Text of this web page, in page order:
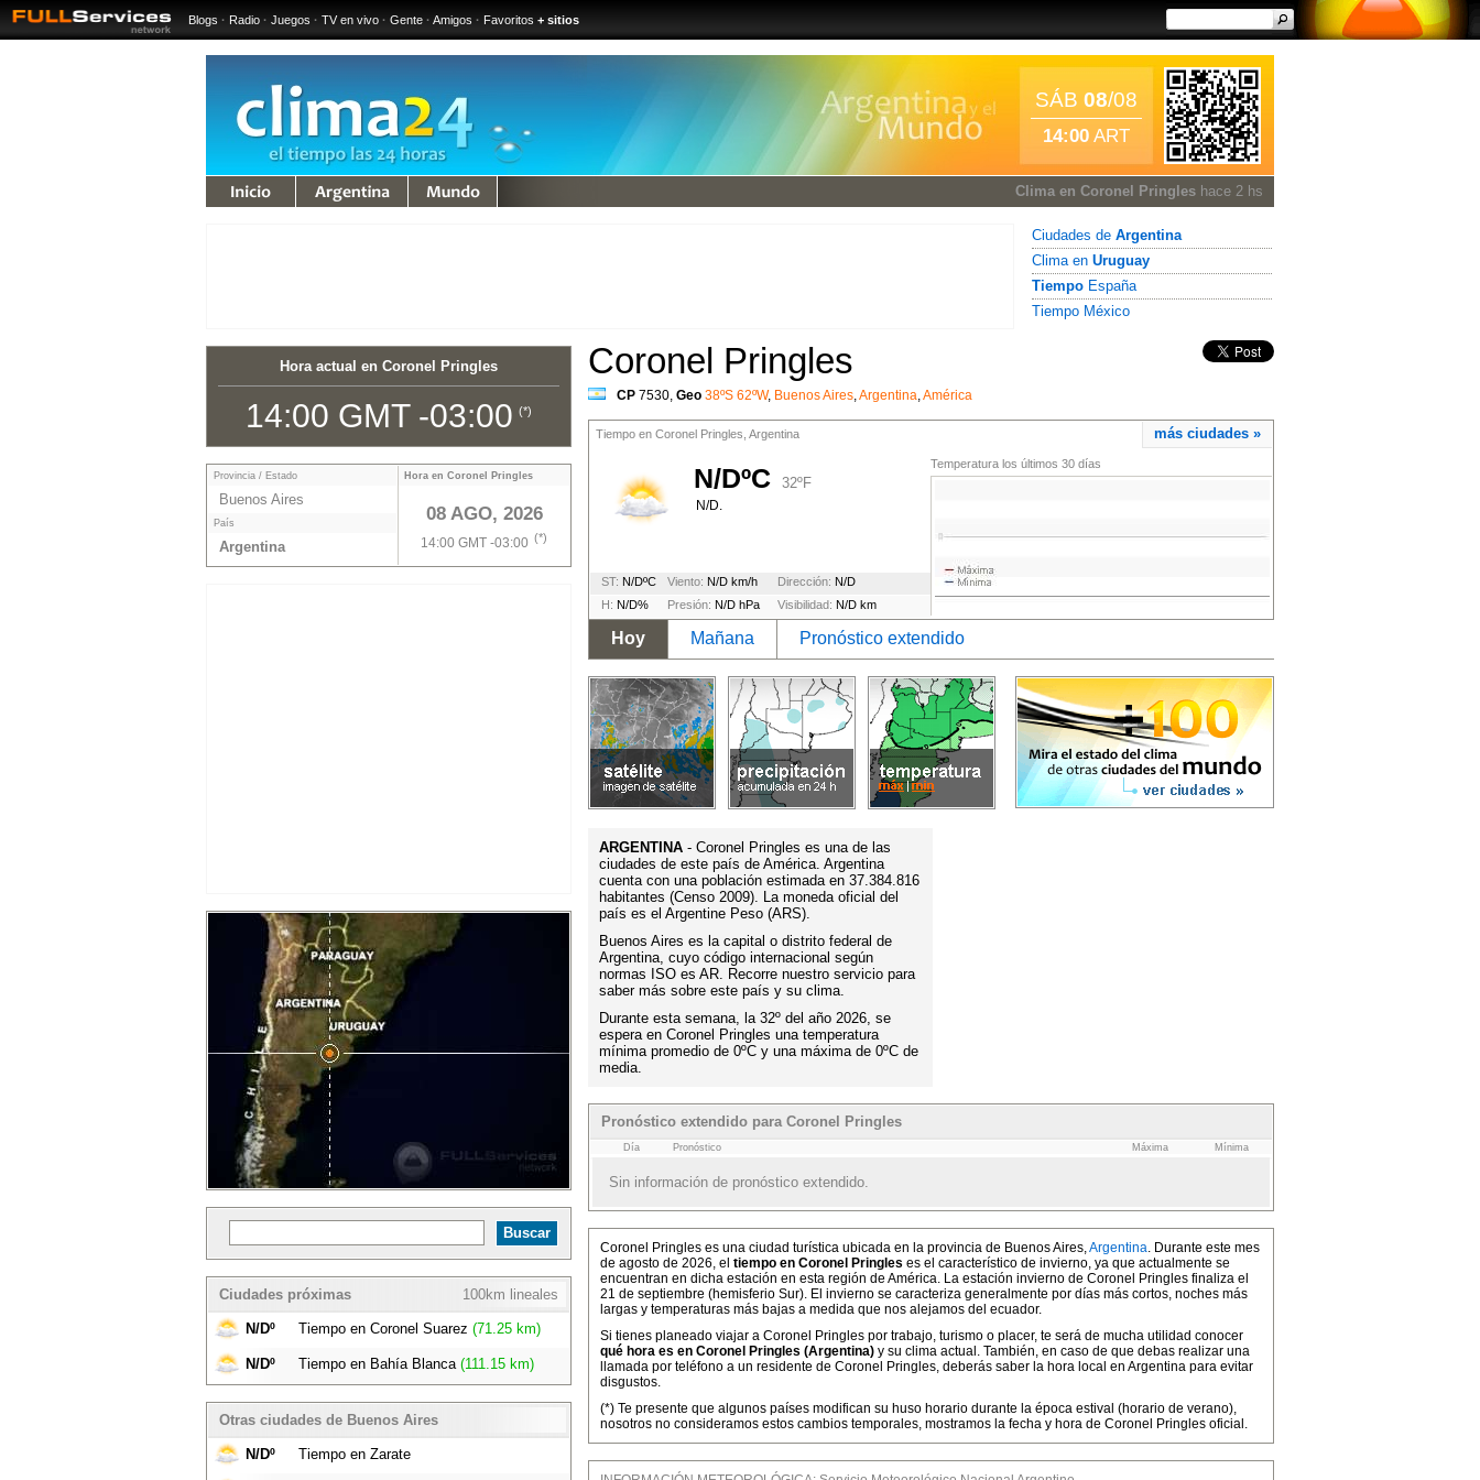
Blogs · Radio · Juegos · TV en vivo · Gente · Amigos · Favoritos + sitios
SÁB 08/08
14:00 ART
Clima en Coronel Pringles hace 2 hs
Ciudades de Argentina
Clima en Uruguay
Tiempo España
Tiempo México
Hora actual en Coronel Pringles
14:00 GMT -03:00 (*)
Hora en Coronel Pringles
08 AGO, 2026
14:00 GMT -03:00 (*)
Provincia / Estado
Buenos Aires
País
Argentina
100km lineales
Ciudades próximas
N/Dº Tiempo en Coronel Suarez (71.25 km)
N/Dº Tiempo en Bahía Blanca(111.15 km)
Otras ciudades de Buenos Aires
N/Dº Tiempo en Zarate
Coronel Pringles
CP 7530, Geo 38ºS 62ºW, Buenos Aires,Argentina,América
más ciudades »
Tiempo en Coronel Pringles, Argentina
Temperatura los últimos 30 días
N/DºC 32ºF
N/D.
ST: N/DºC Viento: N/D km/h Dirección: N/D
H: N/D% Presión: N/D hPa Visibilidad: N/D km
Hoy Mañana Pronóstico extendido
ARGENTINA - Coronel Pringles es una de las
ciudades de este país de América. Argentina
cuenta con una población estimada en 37.384.816
habitantes (Censo 2009). La moneda oficial del
país es el Argentine Peso (ARS).
Buenos Aires es la capital o distrito federal de
Argentina, cuyo código internacional según
normas ISO es AR. Recorre nuestro servicio para
saber más sobre este país y su clima.
Durante esta semana, la 32º del año 2026, se
espera en Coronel Pringles una temperatura
mínima promedio de 0ºC y una máxima de 0ºC de
media.
Pronóstico extendido para Coronel Pringles
Día Pronóstico Máxima Mínima
Sin información de pronóstico extendido.
Coronel Pringles es una ciudad turística ubicada en la provincia de Buenos Aires,Argentina. Durante este mes
de agosto de 2026, el tiempo en Coronel Pringles es el característico de invierno, ya que actualmente se
encuentran en dicha estación en esta región de América. La estación invierno de Coronel Pringles finaliza el
21 de septiembre (hemisferio Sur). El invierno se caracteriza generalmente por días más cortos, noches más
largas y temperaturas más bajas a medida que nos alejamos del ecuador.
Si tienes planeado viajar a Coronel Pringles por trabajo, turismo o placer, te será de mucha utilidad conocer
qué hora es en Coronel Pringles (Argentina) y su clima actual. También, en caso de que debas realizar una
llamada por teléfono a un residente de Coronel Pringles, deberás saber la hora local en Argentina para evitar
disgustos.
(*) Te presente que algunos países modifican su huso horario durante la época estival (horario de verano),
nosotros no consideramos estos cambios temporales, mostramos la fecha y hora de Coronel Pringles oficial.